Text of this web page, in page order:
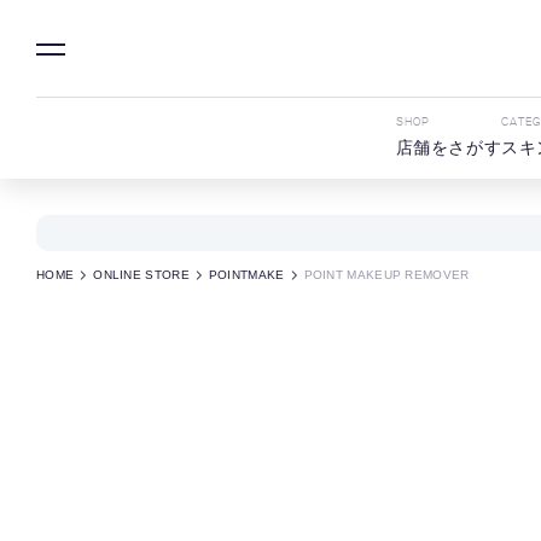
SHOP
店舗をさがすスキ
HOME ONLINE STORE POINTMAKE POINT MAKEUP REMOVER